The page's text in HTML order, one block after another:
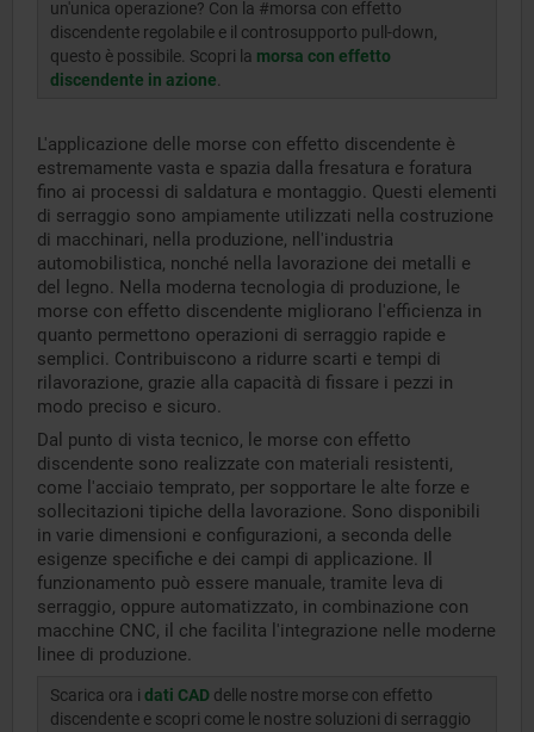
un'unica operazione? Con la #morsa con effetto
discendente regolabile e il controsupporto pull-down,
questo è possibile. Scopri la morsa con effetto
discendente in azione
L'applicazione delle morse con effetto discendente è
estremamente vasta e spazia dalla fresatura e foratura
fino ai processi di saldatura e montaggio. Questi elementi
di serraggio sono ampiamente utilizzati nella costruzione
di macchinari, nella produzione, nell'industria
automobilistica, nonché nella lavorazione dei metalli e
del legno. Nella moderna tecnologia di produzione, le
morse con effetto discendente migliorano l'efficienza in
quanto permettono operazioni di serraggio rapide e
semplici. Contribuiscono a ridurre scarti e tempi di
rilavorazione, grazie alla capacità di fissare i pezzi in
modo preciso e sicuro.
Dal punto di vista tecnico, le morse con effetto
discendente sono realizzate con materiali resistenti,
come l'acciaio temprato, per sopportare le alte forze e
sollecitazioni tipiche della lavorazione. Sono disponibili
in varie dimensioni e configurazioni, a seconda delle
esigenze specifiche e dei campi di applicazione. Il
funzionamento può essere manuale, tramite leva di
serraggio, oppure automatizzato, in combinazione con
macchine CNC, il che facilita l'integrazione nelle moderne
linee di produzione.
Scarica ora i dati CAD delle nostre morse con effetto
discendente e scopri come le nostre soluzioni di serraggio